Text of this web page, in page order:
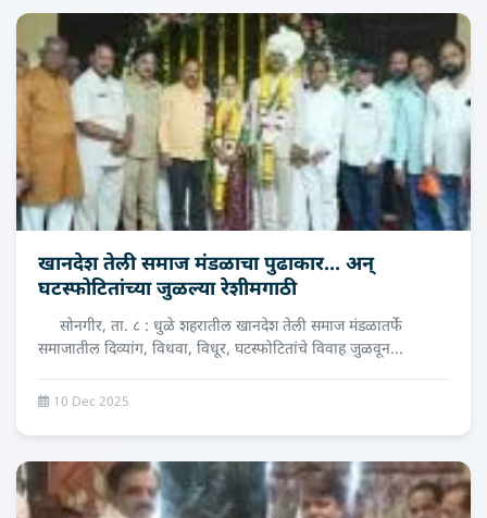
खानदेश तेली समाज मंडळाचा पुढाकार... अन्
घटस्फोटितांच्या जुळल्या रेशीमगाठी
सोनगीर, ता. ८ : धुळे शहरातील खानदेश तेली समाज मंडळातर्फे
समाजातील दिव्यांग, विधवा, विधूर, घटस्फोटितांचे विवाह जुळवून...
10 Dec 2025